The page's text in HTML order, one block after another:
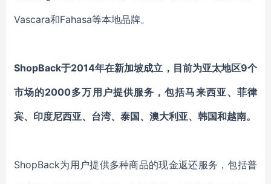
Vascara和Fahasa等本地品牌。
ShopBack于2014年在新加坡成立，目前为亚太地区9个
市场的2000多万用户提供服务，包括马来西亚、菲律
宾、印度尼西亚、台湾、泰国、澳大利亚、韩国和越南。
ShopBack为用户提供多种商品的现金返还服务，包括普